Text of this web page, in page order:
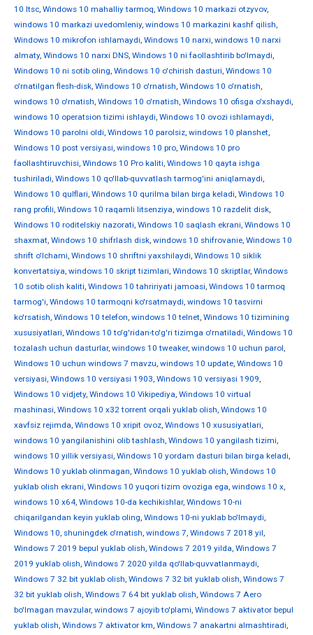
10 ltsc, Windows 10 mahalliy tarmoq, Windows 10 markazi otzyvov,
windows 10 markazi uvedomleniy, windows 10 markazini kashf qilish,
Windows 10 mikrofon ishlamaydi, Windows 10 narxi, windows 10 narxi
almaty, Windows 10 narxi DNS, Windows 10 ni faollashtirib bo'lmaydi,
Windows 10 ni sotib oling, Windows 10 o'chirish dasturi, Windows 10
o'rnatilgan flesh-disk, Windows 10 o'rnatish, Windows 10 o'rnatish,
windows 10 o'rnatish, Windows 10 o'rnatish, Windows 10 ofisga o'xshaydi,
windows 10 operatsion tizimi ishlaydi, Windows 10 ovozi ishlamaydi,
Windows 10 parolni oldi, Windows 10 parolsiz, windows 10 planshet,
Windows 10 post versiyasi, windows 10 pro, Windows 10 pro
faollashtiruvchisi, Windows 10 Pro kaliti, Windows 10 qayta ishga
tushiriladi, Windows 10 qo'llab-quvvatlash tarmog'ini aniqlamaydi,
Windows 10 qulflari, Windows 10 qurilma bilan birga keladi, Windows 10
rang profili, Windows 10 raqamli litsenziya, windows 10 razdelit disk,
Windows 10 roditelskiy nazorati, Windows 10 saqlash ekrani, Windows 10
shaxmat, Windows 10 shifrlash disk, windows 10 shifrovanie, Windows 10
shrift o'lchami, Windows 10 shriftni yaxshilaydi, Windows 10 siklik
konvertatsiya, windows 10 skript tizimlari, Windows 10 skriptlar, Windows
10 sotib olish kaliti, Windows 10 tahririyati jamoasi, Windows 10 tarmoq
tarmog'i, Windows 10 tarmoqni ko'rsatmaydi, windows 10 tasvirni
ko'rsatish, Windows 10 telefon, windows 10 telnet, Windows 10 tizimining
xususiyatlari, Windows 10 to'g'ridan-to'g'ri tizimga o'rnatiladi, Windows 10
tozalash uchun dasturlar, windows 10 tweaker, windows 10 uchun parol,
Windows 10 uchun windows 7 mavzu, windows 10 update, Windows 10
versiyasi, Windows 10 versiyasi 1903, Windows 10 versiyasi 1909,
Windows 10 vidjety, Windows 10 Vikipediya, Windows 10 virtual
mashinasi, Windows 10 x32 torrent orqali yuklab olish, Windows 10
xavfsiz rejimda, Windows 10 xripit ovoz, Windows 10 xususiyatlari,
windows 10 yangilanishini olib tashlash, Windows 10 yangilash tizimi,
windows 10 yillik versiyasi, Windows 10 yordam dasturi bilan birga keladi,
Windows 10 yuklab olinmagan, Windows 10 yuklab olish, Windows 10
yuklab olish ekrani, Windows 10 yuqori tizim ovoziga ega, windows 10 х,
windows 10 х64, Windows 10-da kechikishlar, Windows 10-ni
chiqarilgandan keyin yuklab oling, Windows 10-ni yuklab bo'lmaydi,
Windows 10, shuningdek o'rnatish, windows 7, Windows 7 2018 yil,
Windows 7 2019 bepul yuklab olish, Windows 7 2019 yilda, Windows 7
2019 yuklab olish, Windows 7 2020 yilda qo'llab-quvvatlanmaydi,
Windows 7 32 bit yuklab olish, Windows 7 32 bit yuklab olish, Windows 7
32 bit yuklab olish, Windows 7 64 bit yuklab olish, Windows 7 Aero
bo'lmagan mavzular, windows 7 ajoyib to'plami, Windows 7 aktivator bepul
yuklab olish, Windows 7 aktivator km, Windows 7 anakartni almashtiradi,